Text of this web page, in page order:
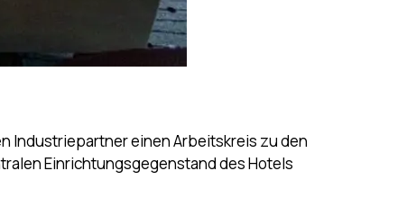
Industriepartner einen Arbeitskreis zu den
Einrichtungsgegenstand des Hotels